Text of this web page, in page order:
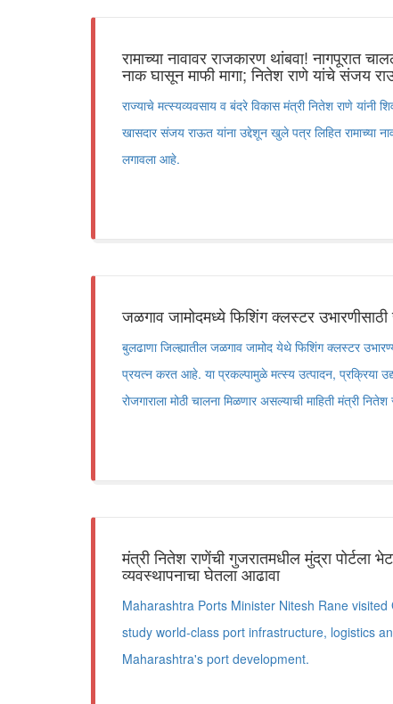
रामाच्या नावावर राजकारण थांबवा! नागपूरात
नाक घासून माफी मागा; नितेश राणे यांचे संजय
राज्याचे मत्स्यव्यवसाय व बंदरे विकास मंत्री नितेश राणे यांनी
खासदार संजय राऊत यांना उद्देशून खुले पत्र लिहित रामाच्या
लगावला आहे.
जळगाव जामोदमध्ये फिशिंग क्लस्टर
बुलढाणा जिल्ह्यातील जळगाव जामोद येथे फिशिंग क्लस्टर
प्रयत्न करत आहे. या प्रकल्पामुळे मत्स्य उत्पादन, प्रक्रिया
रोजगाराला मोठी चालना मिळणार असल्याची माहिती मंत्री नितेश
मंत्री नितेश राणेंची गुजरातमधील मुंद्रा पोर्टला
व्यवस्थापनाचा घेतला आढावा
Maharashtra Ports Minister Nitesh Rane
study world-class port infrastructure, logistics
Maharashtra's port development.